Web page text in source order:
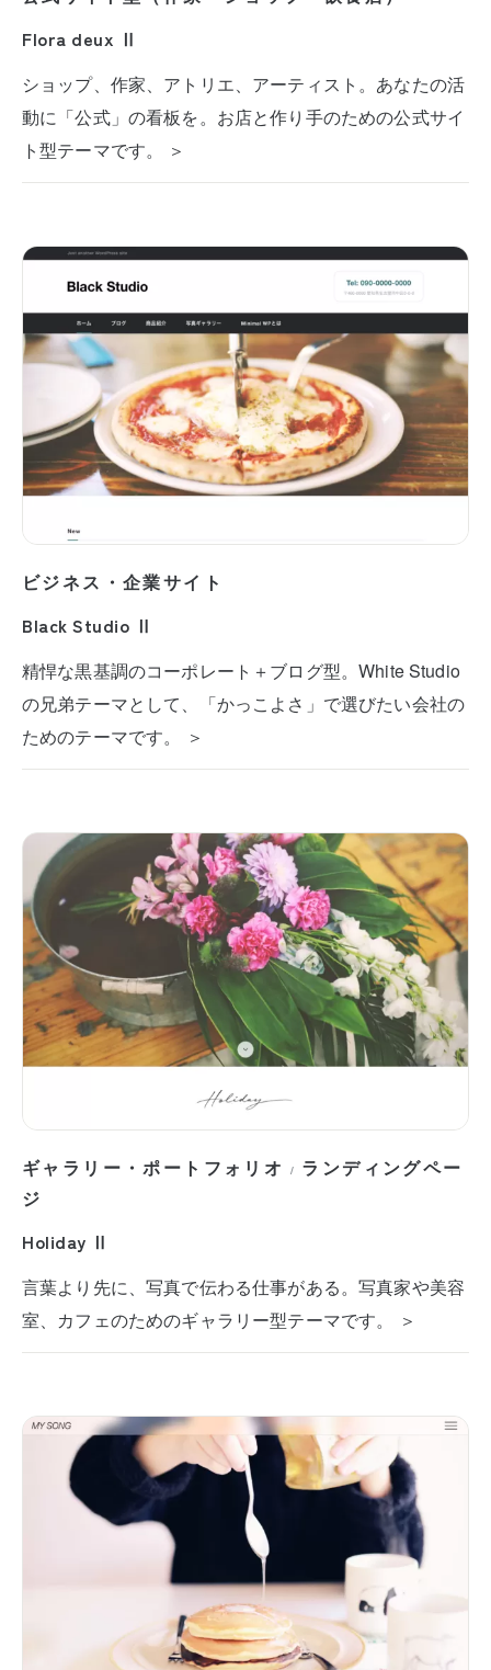
Flora deux Ⅱ
ショップ、作家、アトリエ、アーティスト。あなたの活
動に「公式」の看板を。お店と作り手のための公式サイ
ト型テーマです。 ＞
ビジネス・企業サイト
Black Studio Ⅱ
精悍な黒基調のコーポレート＋ブログ型。White Studio
の兄弟テーマとして、「かっこよさ」で選びたい会社の
ためのテーマです。 ＞
ギャラリー・ポートフォリオ / ランディングペー
ジ
Holiday Ⅱ
言葉より先に、写真で伝わる仕事がある。写真家や美容
室、カフェのためのギャラリー型テーマです。 ＞